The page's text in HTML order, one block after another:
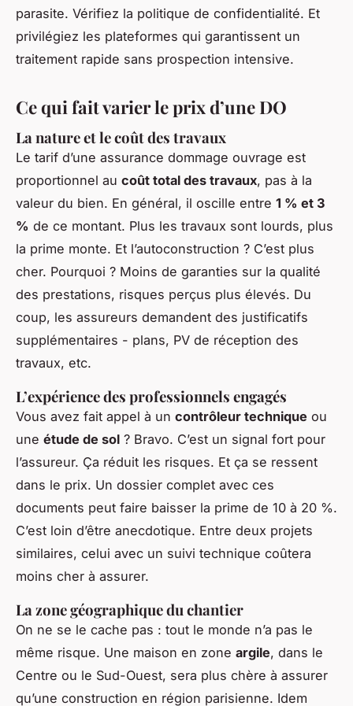
parasite. Vérifiez la politique de confidentialité. Et
privilégiez les plateformes qui garantissent un
traitement rapide sans prospection intensive.
Ce qui fait varier le prix d’une DO
La nature et le coût des travaux
Le tarif d’une assurance dommage ouvrage est
proportionnel au coût total des travaux, pas à la
valeur du bien. En général, il oscille entre 1 % et 3
% de ce montant. Plus les travaux sont lourds, plus
la prime monte. Et l’autoconstruction ? C’est plus
cher. Pourquoi ? Moins de garanties sur la qualité
des prestations, risques perçus plus élevés. Du
coup, les assureurs demandent des justificatifs
supplémentaires - plans, PV de réception des
travaux, etc.
L’expérience des professionnels engagés
Vous avez fait appel à un contrôleur technique ou
une étude de sol ? Bravo. C’est un signal fort pour
l’assureur. Ça réduit les risques. Et ça se ressent
dans le prix. Un dossier complet avec ces
documents peut faire baisser la prime de 10 à 20 %.
C’est loin d’être anecdotique. Entre deux projets
similaires, celui avec un suivi technique coûtera
moins cher à assurer.
La zone géographique du chantier
On ne se le cache pas : tout le monde n’a pas le
même risque. Une maison en zone argile, dans le
Centre ou le Sud-Ouest, sera plus chère à assurer
qu’une construction en région parisienne. Idem